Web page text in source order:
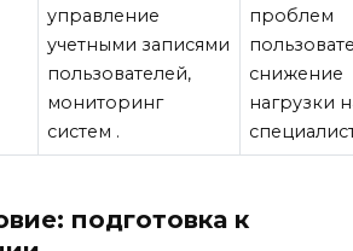
управление
учетными записями
пользователей,
мониторинг
систем .
проблем
снижение
нагрузки
подготовка к